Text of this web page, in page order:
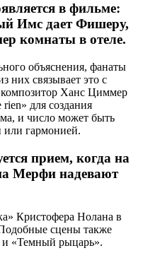
в фильме:
Имс дает Фишеру,
комнаты в отеле.
объяснения, фанаты
них связывает это с
Ханс Циммер
для создания
и число может быть
или гармонией.
прием, когда на
Мерфи надевают
Кристофера Нолана в
сцены также
«Темный рыцарь».